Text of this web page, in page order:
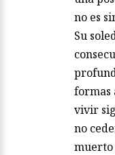
no es
Su
formas
vivir
no
muerto